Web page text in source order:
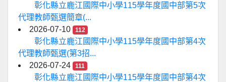
彰化縣立鹿江國際中小學115學年度國中部第5次
代理教師甄選簡章(...
2026-07-10
112
彰化縣立鹿江國際中小學115學年度國中部第4次
代理教師甄選(第3招...
2026-07-24
111
彰化縣立鹿江國際中小學115學年度國中部第4次